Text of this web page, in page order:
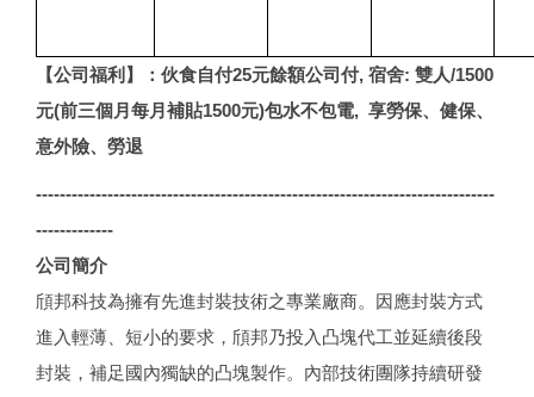
【公司福利】：伙食自付25元餘額公司付, 宿舍: 雙人/1500
元(前三個月每月補貼1500元)包水不包電, 享勞保、健保、
意外險、勞退
-----------------------------------------------------------------------------
-------------
公司簡介
頎邦科技為擁有先進封裝技術之專業廠商。因應封裝方式
進入輕薄、短小的要求，頎邦乃投入凸塊代工並延續後段
封裝，補足國內獨缺的凸塊製作。內部技術團隊持續研發